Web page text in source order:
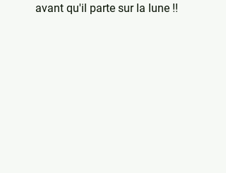
avant qu'il parte sur la lune !!